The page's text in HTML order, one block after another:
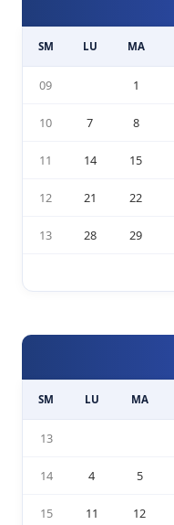
SM LU MA
09 1
10 7 8
11 14 15
12 21 22
13 28 29
SM LU MA
13
14 4 5
15 11 12